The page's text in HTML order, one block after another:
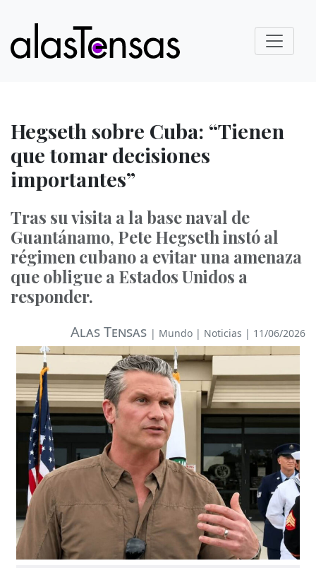
Hegseth sobre Cuba: “Tienen
que tomar decisiones
importantes”
Tras su visita a la base naval de
Guantánamo, Pete Hegseth instó al
régimen cubano a evitar una amenaza
que obligue a Estados Unidos a
responder.
Alas Tensas | Mundo | Noticias | 11/06/2026